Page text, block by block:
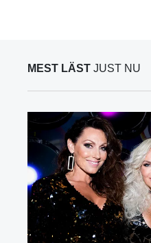
MEST LÄST JUST NU